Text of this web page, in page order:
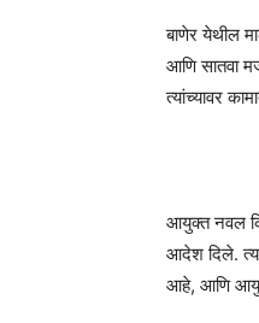
बाणेर येथील
आणि सातवा
त्यांच्यावर
आयुक्त नवल
आदेश दिले.
आहे, आणि